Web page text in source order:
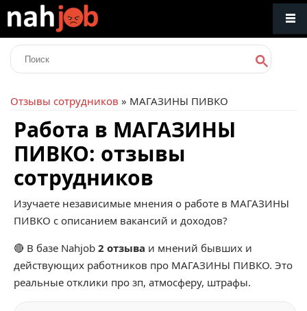
Отзывы сотрудников » МАГАЗИНЫ ПИВКО
Работа в МАГАЗИНЫ
ПИВКО: отзывы
сотрудников
Изучаете независимые мнения о работе в МАГАЗИНЫ
ПИВКО с описанием вакансий и доходов?
🔴 В базе Nahjob 2 отзыва и мнений бывших и
действующих работников про МАГАЗИНЫ ПИВКО. Это
реальные отклики про зп, атмосферу, штрафы.